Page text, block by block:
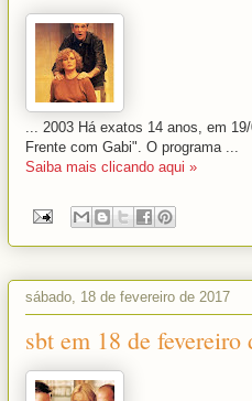
... 2003 Há exatos 14 anos, em
Frente com Gabi". O programa ...
Saiba mais clicando aqui »
sábado, 18 de fevereiro de 2017
sbt em 18 de fevereiro